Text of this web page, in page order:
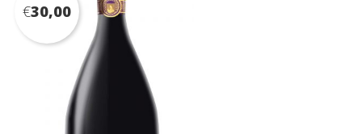
€30,00